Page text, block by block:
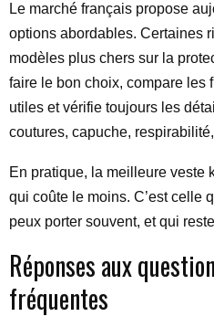
Le marché français propose
options abordables. Certaines
modèles plus chers sur la
faire le bon choix, compare les
utiles et vérifie toujours les
coutures, capuche,
En pratique, la meilleure veste
qui coûte le moins. C’est celle
peux porter souvent, et qui
Réponses aux
fréquentes